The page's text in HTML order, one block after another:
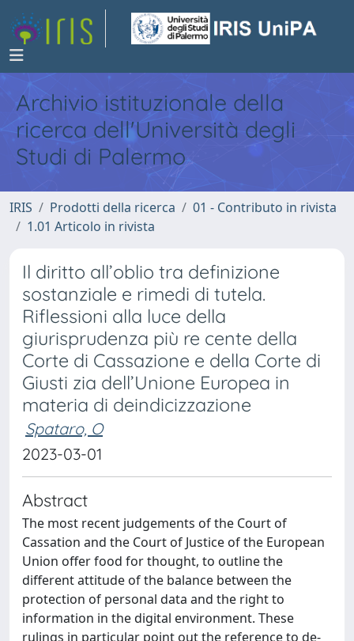
Archivio istituzionale della
ricerca dell'Università degli
Studi di Palermo
IRIS Prodotti della ricerca
01 - Contributo in rivista
1.01 Articolo in rivista
Il diritto all’oblio tra definizione
sostanziale e rimedi di tutela.
Riflessioni alla luce della
giurisprudenza più re cente della
Corte di Cassazione e della Corte di
Giusti zia dell’Unione Europea in
materia di deindicizzazione
Spataro, O
2023-03-01
Abstract
The most recent judgements of the Court of
Cassation and the Court of Justice of the European
Union offer food for thought, to outline the
different attitude of the balance between the
protection of personal data and the right to
information in the digital environment. These
rulings in particular point out the reference to de-